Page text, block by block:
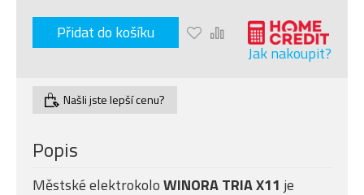
Přidat do košíku
Jak nakoupit?
Našli jste lepší cenu?
Popis
Městské elektrokoloWINORA TRIA X11 je